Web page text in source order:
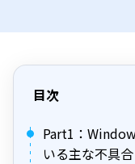
目次
Part1：
いる主な不具合